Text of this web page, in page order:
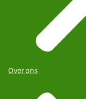
Over ons